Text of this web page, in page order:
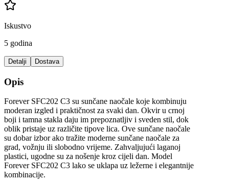
Iskustvo
5 godina
Detalji Dostava
Opis
Forever SFC202 C3 su sunčane naočale koje kombinuju
moderan izgled i praktičnost za svaki dan. Okvir u crnoj
boji i tamna stakla daju im prepoznatljiv i sveden stil, dok
oblik pristaje uz različite tipove lica. Ove sunčane naočale
su dobar izbor ako tražite moderne sunčane naočale za
grad, vožnju ili slobodno vrijeme. Zahvaljujući laganoj
plastici, ugodne su za nošenje kroz cijeli dan. Model
Forever SFC202 C3 lako se uklapa uz ležerne i elegantnije
kombinacije.